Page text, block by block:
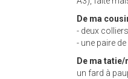
De ma
- deux
- une paire
De ma
un fard à